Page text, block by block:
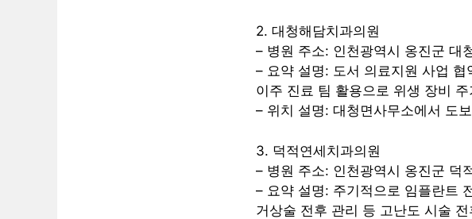
2. 대청해담치과의원
– 병원 주소: 인천광역시 옹진군 대
– 요약 설명: 도서 의료지원 사업
이주 진료 팀 활용으로 위생 장비
– 위치 설명: 대청면사무소에서 도
3. 덕적연세치과의원
– 병원 주소: 인천광역시 옹진군 덕
– 요약 설명: 주기적으로 임플란트
거상술 전후 관리 등 고난도 시술